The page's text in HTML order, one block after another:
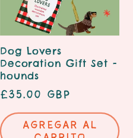
Dog Lovers
Decoration Gift Set -
hounds
Precio
habitual
£35.00 GBP
Agregar al